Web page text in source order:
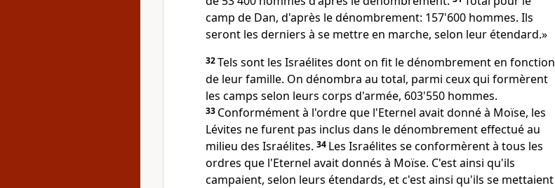
camp de Dan, d'après le dénombrement: 157'600 hommes. Ils
seront les derniers à se mettre en marche, selon leur étendard.»
32Tels sont les Israélites dont on fit le dénombrement en fonction
de leur famille. On dénombra au total, parmi ceux qui formèrent
les camps selon leurs corps d'armée, 603'550 hommes.
33 Conformément à l'ordre que l'Eternel avait donné à Moïse, les
Lévites ne furent pas inclus dans le dénombrement effectué au
milieu des Israélites. 34 Les Israélites se conformèrent à tous les
ordres que l'Eternel avait donnés à Moïse. C'est ainsi qu'ils
campaient, selon leurs étendards, et c'est ainsi qu'ils se mettaient